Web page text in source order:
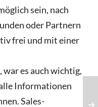
sein, nach
oder Partnern
frei und mit einer
war es auch wichtig,
Informationen
Sales-